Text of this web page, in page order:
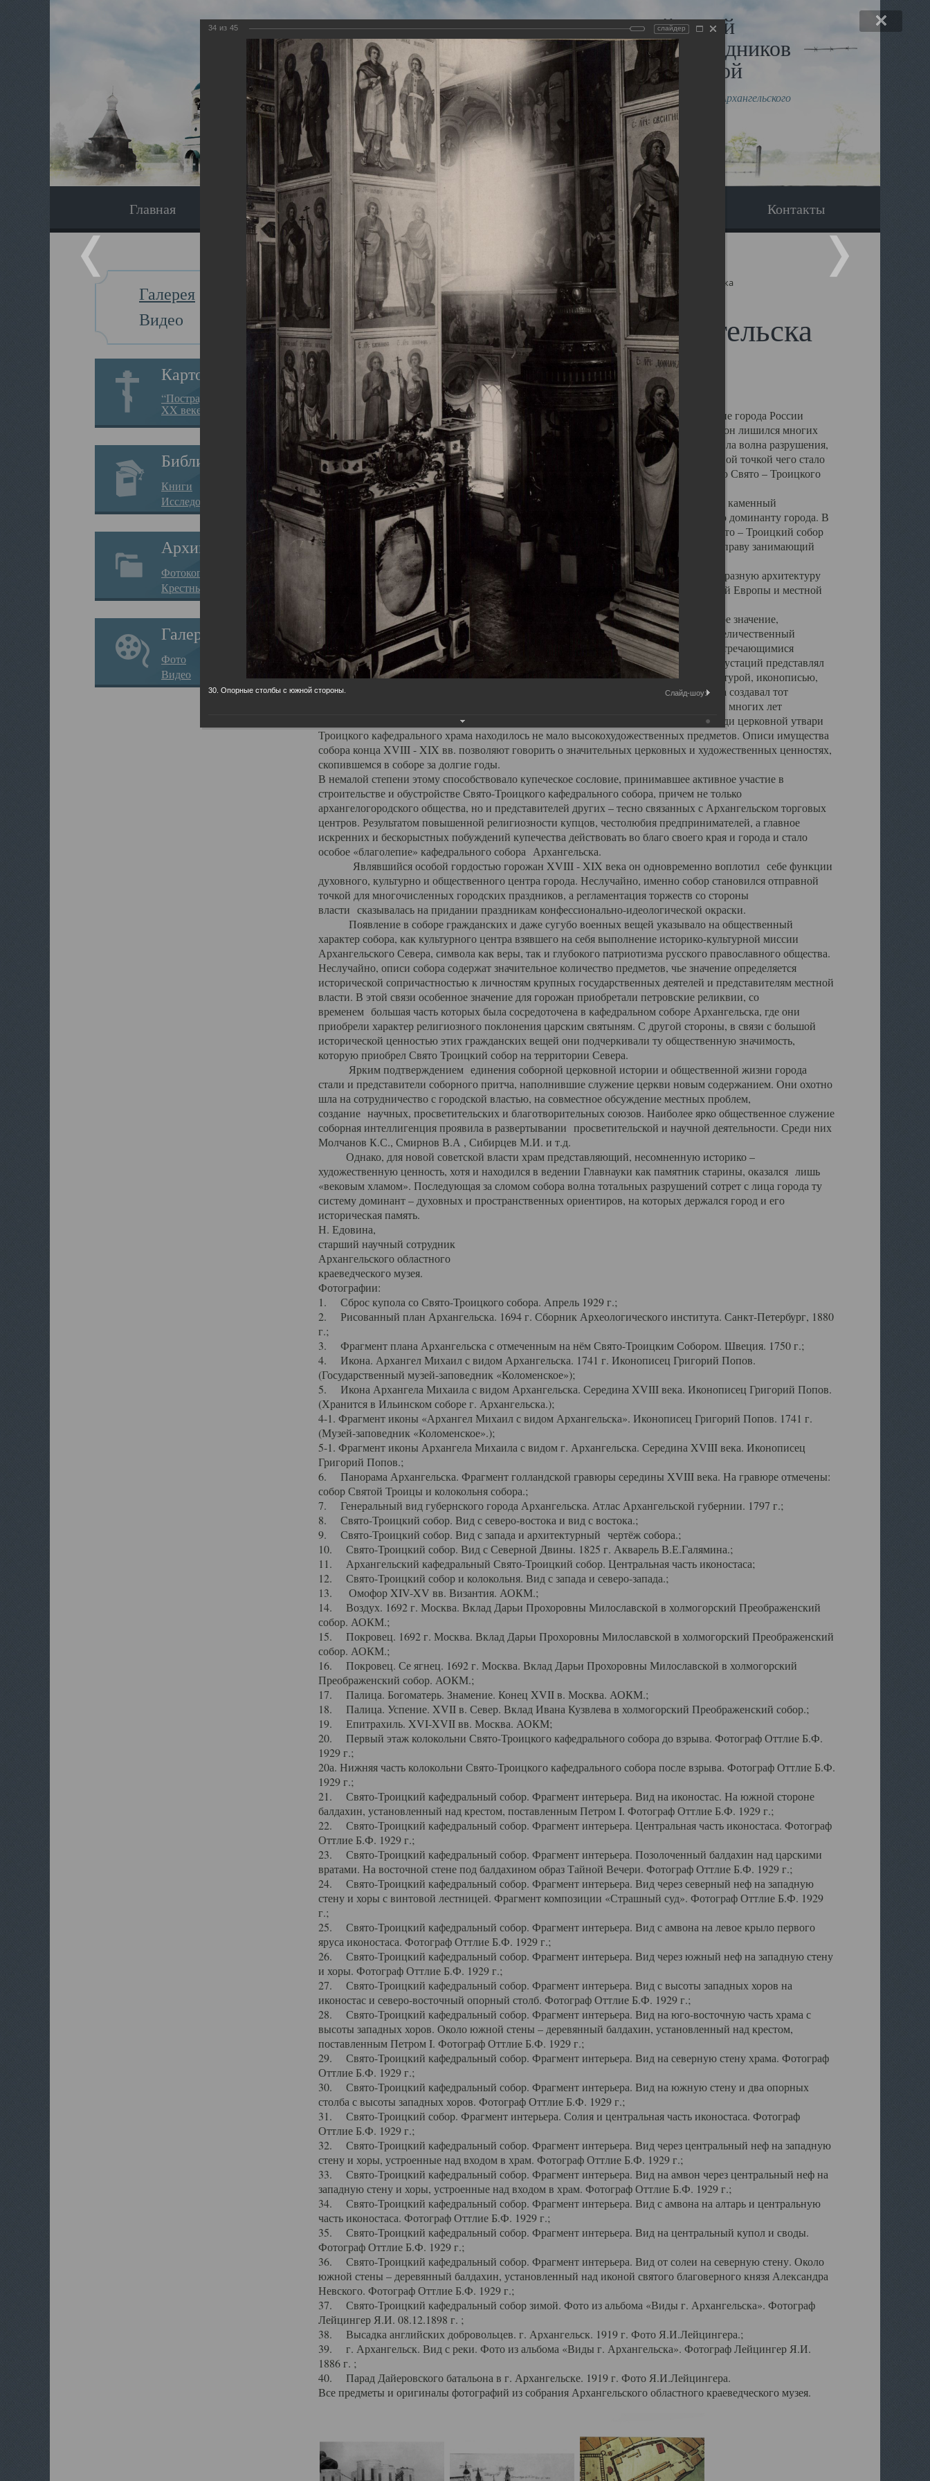
Виртуальный музей
Новомучеников и исповедников
Земли Архангельской
Сайт создан по благословлению митрополита Архангельского
и Холмогорского Даниила
Главная Экскурсия Наследники Вопрос-ответ Контакты
Галерея
Видео
Картотека
“Пострадавшие за веру в
XX веке на Севере”
Библиотека
Книги
Исследования
Архив
Фотокопии дел
Крестные ходы
Галерея
Фото
Видео
Галерея Храмы-мученики Архангельска Свято-Троицкий собор Архангельска
Свято-Троицкий собор Архангельска
Свято-Троицкий собор Архангельска
23.12.2015
Сегодня мы можем говорить, что Архангельск в большей мере, чем другие губернские города России
пострадал от целенаправленных систематических разрушений, в результате которых он лишился многих
выдающихся памятников архитектуры. Больше всего по старому Архангельску ударила волна разрушения,
вызванная борьбой с религией, набравшая особую силу в конце 20 –х годов. Отправной точкой чего стало
разрушение православного центра архангельской губернии - ансамбля кафедрального Свято – Троицкого
собора Архангельска.
Возникнув в начале XVIII века в центре Архангельска, величественный каменный
двухэтажный Троицкий собор, сразу превратился в зрительную и градостроительную доминанту города. В
XVIII веке по масштабам ему не было равных на Севере. Вплоть до разрушения Свято – Троицкий собор
оставался самым высоким и значительным из городских строений Архангельска, по праву занимающий
второе место, после гостиных дворов, в градостроительной картине Архангельска.
Один из самых больших и светлых соборов России воплотил в себе яркую и своеобразную архитектуру
портового города с отраженными в ней архитектурными течениями России, Западной Европы и местной
архангелогородской школы церковного зодчества.
Масштабность, благолепие и богатство собора, вполне оправдывали его кафедральное значение,
заслуженно выделяя из многочисленных культовых построек города. Обширный и величественный
иконостас украшенный колоннами ионического стиля, с единственными нигде не встречающимися
царскими вратами, изящным фронтоном и множеством резных, символических инкрустаций представлял
собой поистине художественную ценность. В совокупности же с живописью, скульптурой, иконописью,
шитьем, многочисленными предметами церковной утвари интерьер Троицкого храма создавал тот
неповторимый красочный ансамбль декоративного убранства собора, на протяжении многих лет
поражающий воображение своих посетителей. В соборной ризнице, библиотеке, среди церковной утвари
Троицкого кафедрального храма находилось не мало высокохудожественных предметов. Описи имущества
собора конца XVIII - XIX вв. позволяют говорить о значительных церковных и художественных ценностях,
скопившемся в соборе за долгие годы.
В немалой степени этому способствовало купеческое сословие, принимавшее активное участие в
строительстве и обустройстве Свято-Троицкого кафедрального собора, причем не только
архангелогородского общества, но и представителей других – тесно связанных с Архангельском торговых
центров. Результатом повышенной религиозности купцов, честолюбия предпринимателей, а главное
искренних и бескорыстных побуждений купечества действовать во благо своего края и города и стало
особое «благолепие» кафедрального собора Архангельска.
Являвшийся особой гордостью горожан XVIII - XIX века он одновременно воплотил себе функции
духовного, культурно и общественного центра города. Неслучайно, именно собор становился отправной
точкой для многочисленных городских праздников, а регламентация торжеств со стороны
власти сказывалась на придании праздникам конфессионально-идеологической окраски.
Появление в соборе гражданских и даже сугубо военных вещей указывало на общественный
характер собора, как культурного центра взявшего на себя выполнение историко-культурной миссии
Архангельского Севера, символа как веры, так и глубокого патриотизма русского православного общества.
Неслучайно, описи собора содержат значительное количество предметов, чье значение определяется
исторической сопричастностью к личностям крупных государственных деятелей и представителям местной
власти. В этой связи особенное значение для горожан приобретали петровские реликвии, со
временем большая часть которых была сосредоточена в кафедральном соборе Архангельска, где они
приобрели характер религиозного поклонения царским святыням. С другой стороны, в связи с большой
исторической ценностью этих гражданских вещей они подчеркивали ту общественную значимость,
которую приобрел Свято Троицкий собор на территории Севера.
Ярким подтверждением единения соборной церковной истории и общественной жизни города
стали и представители соборного притча, наполнившие служение церкви новым содержанием. Они охотно
шла на сотрудничество с городской властью, на совместное обсуждение местных проблем,
создание научных, просветительских и благотворительных союзов. Наиболее ярко общественное служение
соборная интеллигенция проявила в развертывании просветительской и научной деятельности. Среди них
Молчанов К.С., Смирнов В.А , Сибирцев М.И. и т.д.
Однако, для новой советской власти храм представляющий, несомненную историко –
художественную ценность, хотя и находился в ведении Главнауки как памятник старины, оказался лишь
«вековым хламом». Последующая за сломом собора волна тотальных разрушений сотрет с лица города ту
систему доминант – духовных и пространственных ориентиров, на которых держался город и его
историческая память.
Н. Едовина,
старший научный сотрудник
Архангельского областного
краеведческого музея.
Фотографии:
1. Сброс купола со Свято-Троицкого собора. Апрель 1929 г.;
2. Рисованный план Архангельска. 1694 г. Сборник Археологического института. Санкт-Петербург, 1880
г.;
3. Фрагмент плана Архангельска с отмеченным на нём Свято-Троицким Собором. Швеция. 1750 г.;
4. Икона. Архангел Михаил с видом Архангельска. 1741 г. Иконописец Григорий Попов.
(Государственный музей-заповедник «Коломенское»);
5. Икона Архангела Михаила с видом Архангельска. Середина XVIII века. Иконописец Григорий Попов.
(Хранится в Ильинском соборе г. Архангельска.);
4-1. Фрагмент иконы «Архангел Михаил с видом Архангельска». Иконописец Григорий Попов. 1741 г.
(Музей-заповедник «Коломенское».);
5-1. Фрагмент иконы Архангела Михаила с видом г. Архангельска. Середина XVIII века. Иконописец
Григорий Попов.;
6. Панорама Архангельска. Фрагмент голландской гравюры середины XVIII века. На гравюре отмечены:
собор Святой Троицы и колокольня собора.;
7. Генеральный вид губернского города Архангельска. Атлас Архангельской губернии. 1797 г.;
8. Свято-Троицкий собор. Вид с северо-востока и вид с востока.;
9. Свято-Троицкий собор. Вид с запада и архитектурный чертёж собора.;
10. Свято-Троицкий собор. Вид с Северной Двины. 1825 г. Акварель В.Е.Галямина.;
11. Архангельский кафедральный Свято-Троицкий собор. Центральная часть иконостаса;
12. Свято-Троицкий собор и колокольня. Вид с запада и северо-запада.;
13. Омофор XIV-XV вв. Византия. АОКМ.;
14. Воздух. 1692 г. Москва. Вклад Дарьи Прохоровны Милославской в холмогорский Преображенский
собор. АОКМ.;
15. Покровец. 1692 г. Москва. Вклад Дарьи Прохоровны Милославской в холмогорский Преображенский
собор. АОКМ.;
16. Покровец. Се ягнец. 1692 г. Москва. Вклад Дарьи Прохоровны Милославской в холмогорский
Преображенский собор. АОКМ.;
17. Палица. Богоматерь. Знамение. Конец XVII в. Москва. АОКМ.;
18. Палица. Успение. XVII в. Север. Вклад Ивана Кузвлева в холмогорский Преображенский собор.;
19. Епитрахиль. XVI-XVII вв. Москва. АОКМ;
20. Первый этаж колокольни Свято-Троицкого кафедрального собора до взрыва. Фотограф Оттлие Б.Ф.
1929 г.;
20а. Нижняя часть колокольни Свято-Троицкого кафедрального собора после взрыва. Фотограф Оттлие Б.Ф.
1929 г.;
21. Свято-Троицкий кафедральный собор. Фрагмент интерьера. Вид на иконостас. На южной стороне
балдахин, установленный над крестом, поставленным Петром I. Фотограф Оттлие Б.Ф. 1929 г.;
22. Свято-Троицкий кафедральный собор. Фрагмент интерьера. Центральная часть иконостаса. Фотограф
Оттлие Б.Ф. 1929 г.;
23. Свято-Троицкий кафедральный собор. Фрагмент интерьера. Позолоченный балдахин над царскими
вратами. На восточной стене под балдахином образ Тайной Вечери. Фотограф Оттлие Б.Ф. 1929 г.;
24. Свято-Троицкий кафедральный собор. Фрагмент интерьера. Вид через северный неф на западную
стену и хоры с винтовой лестницей. Фрагмент композиции «Страшный суд». Фотограф Оттлие Б.Ф. 1929
г.;
25. Свято-Троицкий кафедральный собор. Фрагмент интерьера. Вид с амвона на левое крыло первого
яруса иконостаса. Фотограф Оттлие Б.Ф. 1929 г.;
26. Свято-Троицкий кафедральный собор. Фрагмент интерьера. Вид через южный неф на западную стену
и хоры. Фотограф Оттлие Б.Ф. 1929 г.;
27. Свято-Троицкий кафедральный собор. Фрагмент интерьера. Вид с высоты западных хоров на
иконостас и северо-восточный опорный столб. Фотограф Оттлие Б.Ф. 1929 г.;
28. Свято-Троицкий кафедральный собор. Фрагмент интерьера. Вид на юго-восточную часть храма с
высоты западных хоров. Около южной стены – деревянный балдахин, установленный над крестом,
поставленным Петром I. Фотограф Оттлие Б.Ф. 1929 г.;
29. Свято-Троицкий кафедральный собор. Фрагмент интерьера. Вид на северную стену храма. Фотограф
Оттлие Б.Ф. 1929 г.;
30. Свято-Троицкий кафедральный собор. Фрагмент интерьера. Вид на южную стену и два опорных
столба с высоты западных хоров. Фотограф Оттлие Б.Ф. 1929 г.;
31. Свято-Троицкий собор. Фрагмент интерьера. Солия и центральная часть иконостаса. Фотограф
Оттлие Б.Ф. 1929 г.;
32. Свято-Троицкий кафедральный собор. Фрагмент интерьера. Вид через центральный неф на западную
стену и хоры, устроенные над входом в храм. Фотограф Оттлие Б.Ф. 1929 г.;
33. Свято-Троицкий кафедральный собор. Фрагмент интерьера. Вид на амвон через центральный неф на
западную стену и хоры, устроенные над входом в храм. Фотограф Оттлие Б.Ф. 1929 г.;
34. Свято-Троицкий кафедральный собор. Фрагмент интерьера. Вид с амвона на алтарь и центральную
часть иконостаса. Фотограф Оттлие Б.Ф. 1929 г.;
35. Свято-Троицкий кафедральный собор. Фрагмент интерьера. Вид на центральный купол и своды.
Фотограф Оттлие Б.Ф. 1929 г.;
36. Свято-Троицкий кафедральный собор. Фрагмент интерьера. Вид от солеи на северную стену. Около
южной стены – деревянный балдахин, установленный над иконой святого благоверного князя Александра
Невского. Фотограф Оттлие Б.Ф. 1929 г.;
37. Свято-Троицкий кафедральный собор зимой. Фото из альбома «Виды г. Архангельска». Фотограф
Лейцингер Я.И. 08.12.1898 г. ;
38. Высадка английских добровольцев. г. Архангельск. 1919 г. Фото Я.И.Лейцингера.;
39. г. Архангельск. Вид с реки. Фото из альбома «Виды г. Архангельска». Фотограф Лейцингер Я.И.
1886 г. ;
40. Парад Дайеровского батальона в г. Архангельске. 1919 г. Фото Я.И.Лейцингера.
Все предметы и оригиналы фотографий из собрания Архангельского областного краеведческого музея.
34 из 45 слайдер
30. Опорные столбы с южной стороны. Слайд-шоу: